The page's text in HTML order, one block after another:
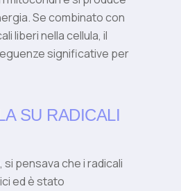
Se combinato con
liberi nella cellula, il
significative per
SU RADICALI
pensava che i radicali
ed è stato